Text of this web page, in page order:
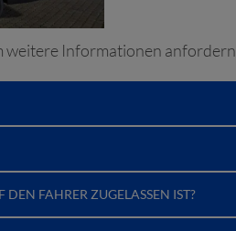
weitere Informationen anfordern
FAHRER ZUGELASSEN IST?